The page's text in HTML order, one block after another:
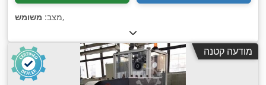
מצב: משומש ,
מודעה קטנה